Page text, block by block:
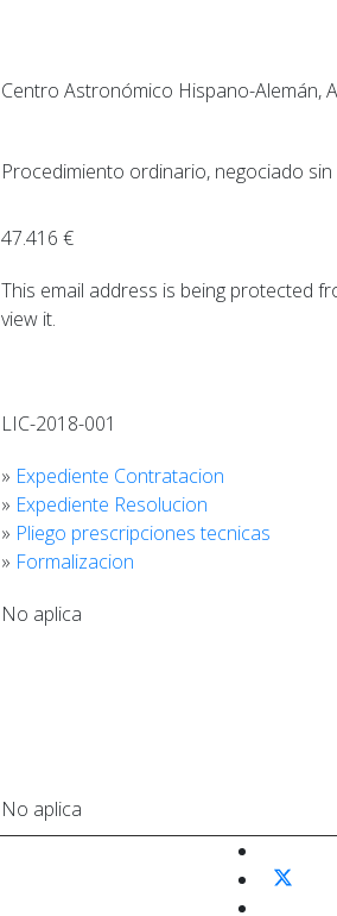
Centro Astronómico Hispano-Alemán,
Procedimiento ordinario, negociado sin
47.416 €
This email address is being protected
view it.
LIC-2018-001
» Expediente Contratacion
» Expediente Resolucion
» Pliego prescripciones tecnicas
» Formalizacion
No aplica
No aplica